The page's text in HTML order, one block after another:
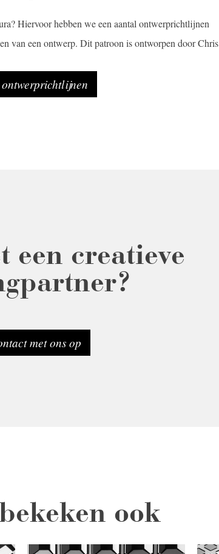
Hiervoor hebben we een aantal ontwerprichtlijnen
van een ontwerp. Dit patroon is ontworpen door
een creatieve
met ons op
ook